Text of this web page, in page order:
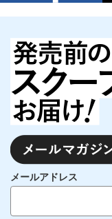
メールアドレス